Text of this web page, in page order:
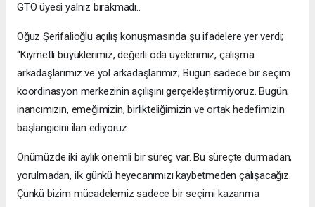
GTO üyesi yalnız bırakmadı..
Oğuz Şerifalioğlu açılış konuşmasında şu ifadelere yer verdi;
“Kıymetli büyüklerimiz, değerli oda üyelerimiz, çalışma
arkadaşlarımız ve yol arkadaşlarımız; Bugün sadece bir seçim
koordinasyon merkezinin açılışını gerçekleştirmiyoruz. Bugün;
inancımızın, emeğimizin, birlikteliğimizin ve ortak hedefimizin
başlangıcını ilan ediyoruz.
Önümüzde iki aylık önemli bir süreç var. Bu süreçte durmadan,
yorulmadan, ilk günkü heyecanımızı kaybetmeden çalışacağız.
Çünkü bizim mücadelemiz sadece bir seçimi kazanma